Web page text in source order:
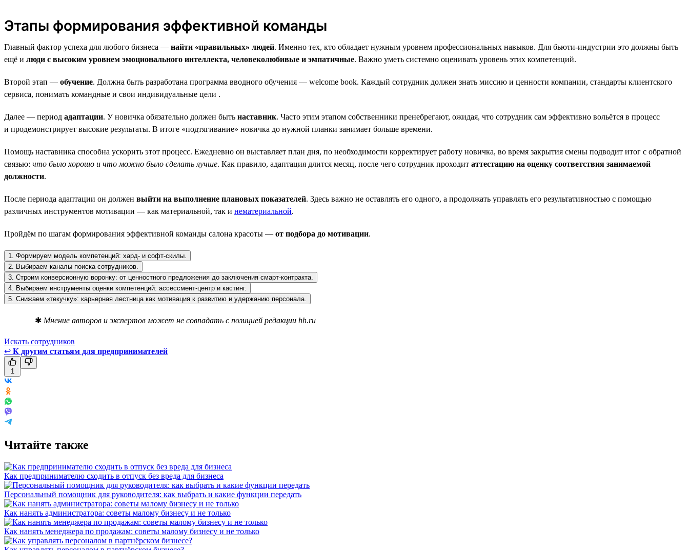
Этапы формирования эффективной команды
Главный фактор успеха для любого бизнеса — найти «правильных» людей. Именно тех, кто обладает нужным уровнем профессиональных навыков. Для бьюти-индустрии это должны быть
ещё и люди с высоким уровнем эмоционального интеллекта, человеколюбивые и эмпатичные. Важно уметь системно оценивать уровень этих компетенций.
Второй этап — обучение. Должна быть разработана программа вводного обучения — welcome book. Каждый сотрудник должен знать миссию и ценности компании, стандарты клиентского
сервиса, понимать командные и свои индивидуальные цели .
Далее — период адаптации. У новичка обязательно должен быть наставник. Часто этим этапом собственники пренебрегают, ожидая, что сотрудник сам эффективно вольётся в процесс
и продемонстрирует высокие результаты. В итоге «подтягивание» новичка до нужной планки занимает больше времени.
Помощь наставника способна ускорить этот процесс. Ежедневно он выставляет план дня, по необходимости корректирует работу новичка, во время закрытия смены подводит итог с обратной
связью: что было хорошо и что можно было сделать лучше. Как правило, адаптация длится месяц, после чего сотрудник проходит аттестацию на оценку соответствия занимаемой
должности.
После периода адаптации он должен выйти на выполнение плановых показателей. Здесь важно не оставлять его одного, а продолжать управлять его результативностью с помощью
различных инструментов мотивации — как материальной, так и нематериальной.
Пройдём по шагам формирования эффективной команды салона красоты — от подбора до мотивации.
1. Формируем модель компетенций: хард- и софт-скилы.
2. Выбираем каналы поиска сотрудников.
3. Строим конверсионную воронку: от ценностного предложения до заключения смарт-контракта.
4. Выбираем инструменты оценки компетенций: ассессмент-центр и кастинг.
5. Снижаем «текучку»: карьерная лестница как мотивация к развитию и удержанию персонала.
✱ Мнение авторов и экспертов может не совпадать с позицией редакции hh.ru
Искать сотрудников
↩ К другим статьям для предпринимателей
1
Читайте также
Как предпринимателю сходить в отпуск без вреда для бизнеса
Персональный помощник для руководителя: как выбрать и какие функции передать
Как нанять администратора: советы малому бизнесу и не только
Как нанять менеджера по продажам: советы малому бизнесу и не только